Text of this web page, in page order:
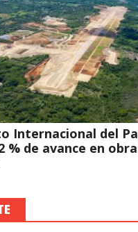
Internacional del
% de avance en